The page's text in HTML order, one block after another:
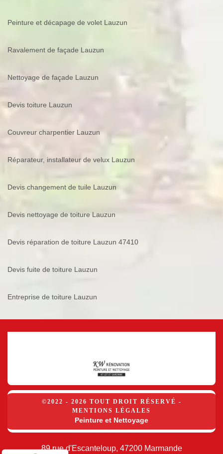
Peinture et décapage de volet Lauzun
Ravalement de façade Lauzun
Nettoyage de façade Lauzun
Devis toiture Lauzun
Couvreur charpentier Lauzun
Réparateur, installateur de velux Lauzun
Devis changement de tuile Lauzun
Devis nettoyage de toiture Lauzun
Devis réparation de toiture Lauzun 47410
Devis fuite de toiture Lauzun
Entreprise de toiture Lauzun
©2022 - 2026 TOUT DROIT RÉSERVÉ -
MENTIONS LÉGALES
Peinture et Nettoyage
89 rue d'Escanteloup, 47200 Marmande